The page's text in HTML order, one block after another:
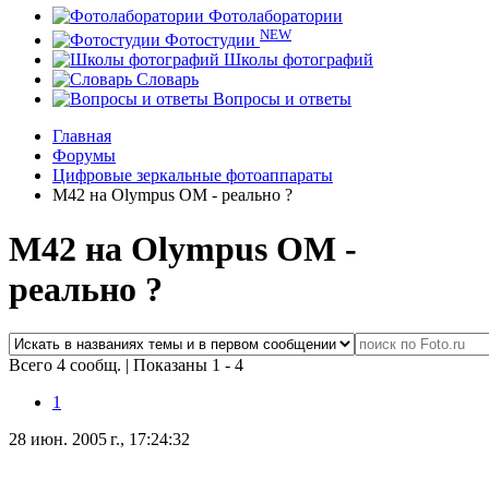
Фотолаборатории
Фотостудии NEW
Школы фотографий
Словарь
Вопросы и ответы
Главная
Форумы
Цифровые зеркальные фотоаппараты
M42 на Olympus OM - реально ?
M42 на Olympus OM -
реально ?
Всего 4 сообщ. | Показаны 1 - 4
1
28 июн. 2005 г., 17:24:32